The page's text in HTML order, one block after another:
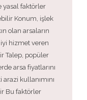
yasal faktörler
Konum, işlek
olan arsaların
iyi hizmet veren
Talep, popüler
arsa fiyatlarını
kullanımını
Bu faktörler